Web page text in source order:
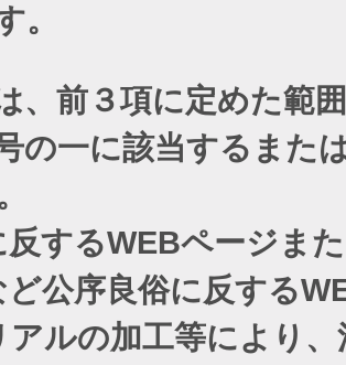
。
、前３項に定めた範
の一に該当するまた
反するWEBページま
ど公序良俗に反する
アルの加工等により